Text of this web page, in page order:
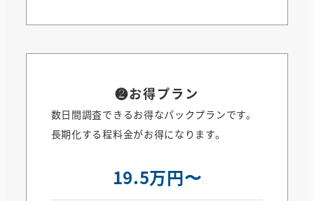
❷お得プラン
19.5万円〜
数日間調査できるお得なパックプランです。
長期化する程料金がお得になります。